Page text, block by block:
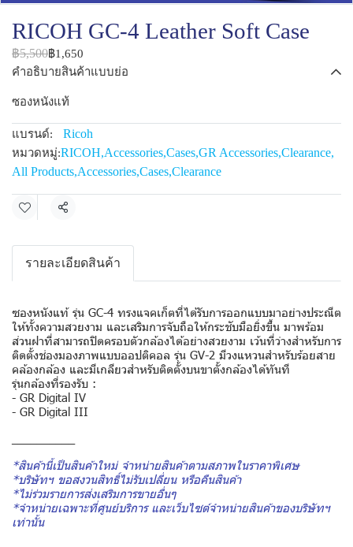
RICOH GC-4 Leather Soft Case
฿5,500฿1,650
คำอธิบายสินค้าแบบย่อ
ซองหนังแท้
แบรนด์: Ricoh
หมวดหมู่:RICOH,Accessories,Cases,GR Accessories,Clearance,
All Products,Accessories,Cases,Clearance
แชร์
รายละเอียดสินค้า
ซองหนังแท้ รุ่น GC-4 ทรงแจคเก็ตที่ได้รับการออกแบบมาอย่างประณีต
ให้ทั้งความสวยงาม และเสริมการจับถือให้กระชับมือยิ่งขึ้น มาพร้อม
ส่วนฝาที่สามารถปิดครอบตัวกล้องได้อย่างสวยงาม เว้นที่ว่างสำหรับการ
ติดตั้งช่องมองภาพแบบออปติคอล รุ่น GV-2 มีวงแหวนสำหรับร้อยสาย
คล้องกล้อง และมีเกลียวสำหรับติดตั้งบนขาตั้งกล้องได้ทันที
รุ่นกล้องที่รองรับ :
- GR Digital IV
- GR Digital III
*สินค้านี้เป็นสินค้าใหม่ จําหน่ายสินค้าตามสภาพในราคาพิเศษ
*บริษัทฯ ขอสงวนสิทธิ์ไม่รับเปลี่ยน หรือคืนสินค้า
*ไม่ร่วมรายการส่งเสริมการขายอื่นๆ
*จำหน่ายเฉพาะที่ศูนย์บริการ และเว็บไซต์จำหน่ายสินค้าของบริษัทฯ
เท่านั้น